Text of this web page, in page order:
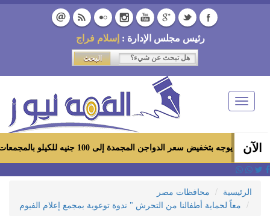
رئيس مجلس الإدارة : إسلام فراج
Toggle
navigation
الآن
الدواجن المجمدة إلى 100 جنيه للكيلو بالمجمعات الاستهلاكية ومعارض «أهلاً رمضان»
الرئيسية
محافظات مصر
معاً لحماية أطفالنا من التحرش " ندوة توعوية بمجمع إعلام الفيوم